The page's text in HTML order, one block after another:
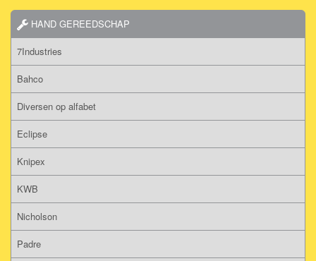
HAND GEREEDSCHAP
7Industries
Bahco
Diversen op alfabet
Eclipse
Knipex
KWB
Nicholson
Padre